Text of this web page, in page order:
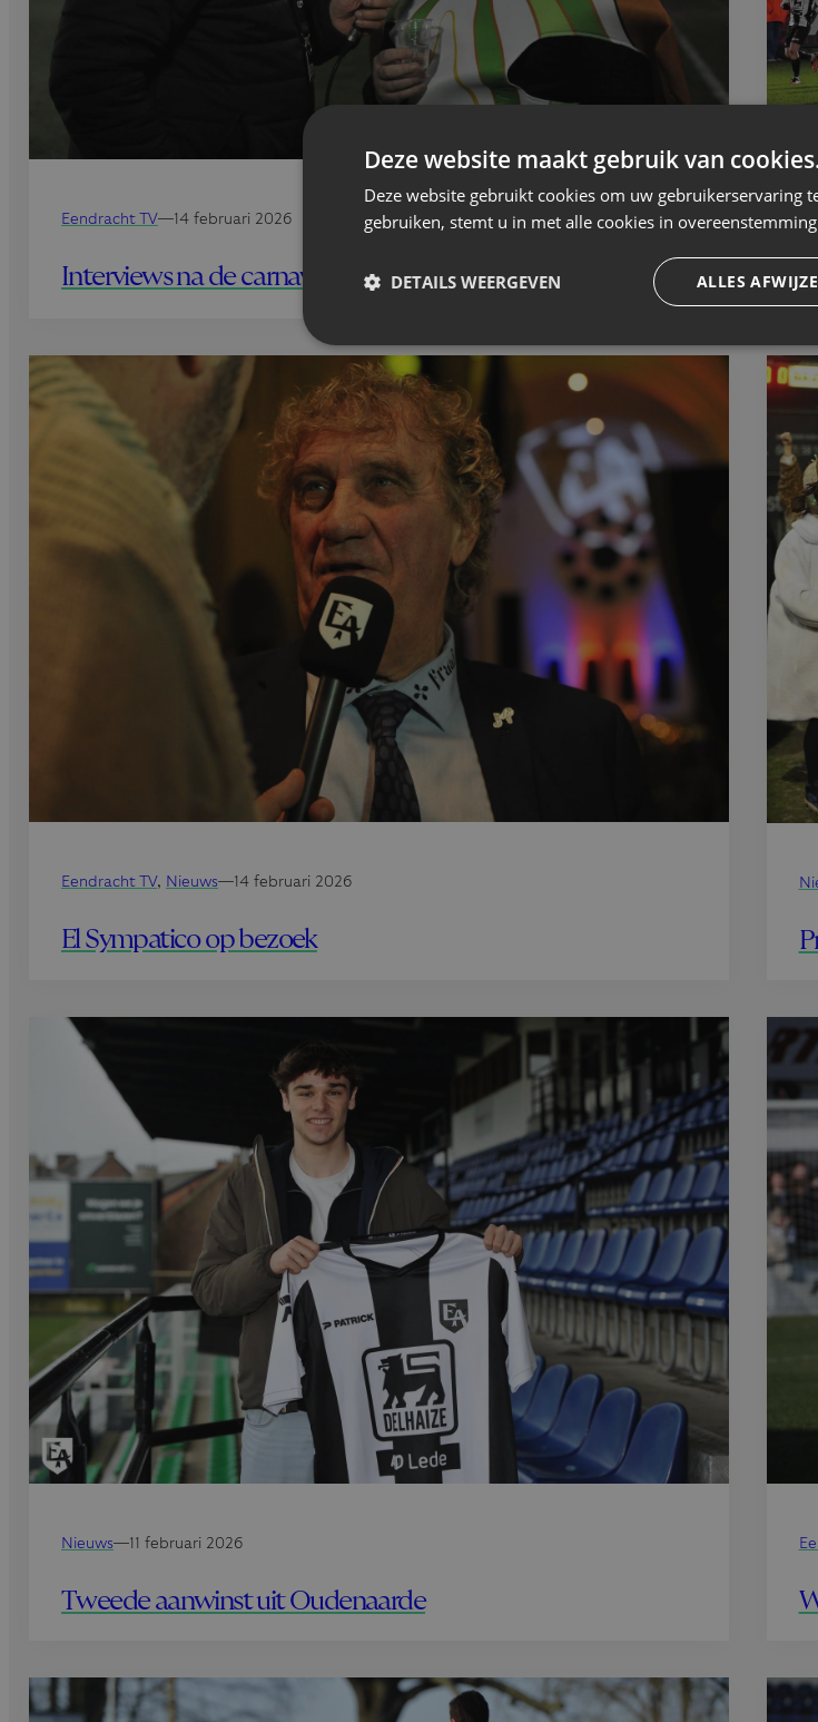
Eendracht TV—14 februari 2026
Interviews na de carnavalszege
Eendracht TV, Nieuws—14 februari 2026
El Sympatico op bezoek
Nieuws—11 februari 2026
Tweede aanwinst uit Oudenaarde
Deze website maakt gebruik van
Deze website gebruikt cookies om uw gebruikerservaring
gebruiken, stemt u in met alle cookies in
ALLES
DETAILS WEERGEVEN